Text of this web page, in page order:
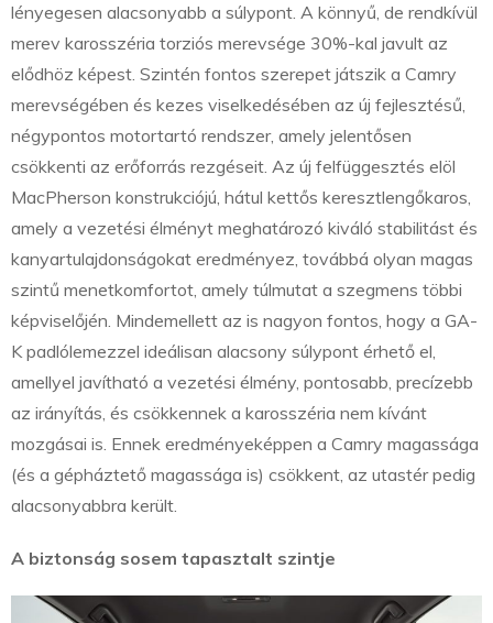
lényegesen alacsonyabb a súlypont. A könnyű, de rendkívül
merev karosszéria torziós merevsége 30%-kal javult az
elődhöz képest. Szintén fontos szerepet játszik a Camry
merevségében és kezes viselkedésében az új fejlesztésű,
négypontos motortartó rendszer, amely jelentősen
csökkenti az erőforrás rezgéseit. Az új felfüggesztés elöl
MacPherson konstrukciójú, hátul kettős keresztlengőkaros,
amely a vezetési élményt meghatározó kiváló stabilitást és
kanyartulajdonságokat eredményez, továbbá olyan magas
szintű menetkomfortot, amely túlmutat a szegmens többi
képviselőjén. Mindemellett az is nagyon fontos, hogy a GA-
K padlólemezzel ideálisan alacsony súlypont érhető el,
amellyel javítható a vezetési élmény, pontosabb, precízebb
az irányítás, és csökkennek a karosszéria nem kívánt
mozgásai is. Ennek eredményeképpen a Camry magassága
(és a gépháztető magassága is) csökkent, az utastér pedig
alacsonyabbra került.
A biztonság sosem tapasztalt szintje